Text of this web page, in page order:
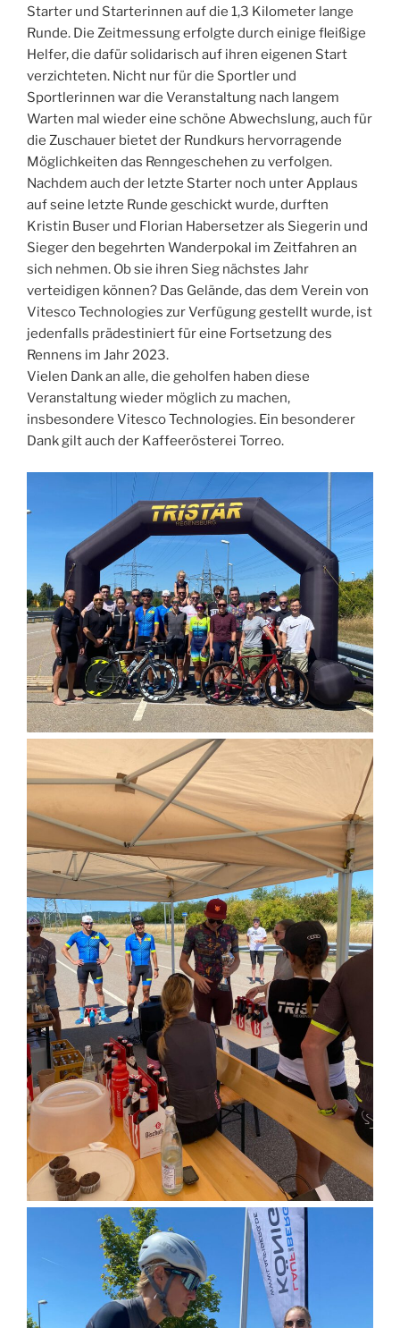
Starter und Starterinnen auf die 1,3 Kilometer lange
Runde. Die Zeitmessung erfolgte durch einige fleißige
Helfer, die dafür solidarisch auf ihren eigenen Start
verzichteten. Nicht nur für die Sportler und
Sportlerinnen war die Veranstaltung nach langem
Warten mal wieder eine schöne Abwechslung, auch für
die Zuschauer bietet der Rundkurs hervorragende
Möglichkeiten das Renngeschehen zu verfolgen.
Nachdem auch der letzte Starter noch unter Applaus
auf seine letzte Runde geschickt wurde, durften
Kristin Buser und Florian Habersetzer als Siegerin und
Sieger den begehrten Wanderpokal im Zeitfahren an
sich nehmen. Ob sie ihren Sieg nächstes Jahr
verteidigen können? Das Gelände, das dem Verein von
Vitesco Technologies zur Verfügung gestellt wurde, ist
jedenfalls prädestiniert für eine Fortsetzung des
Rennens im Jahr 2023.
Vielen Dank an alle, die geholfen haben diese
Veranstaltung wieder möglich zu machen,
insbesondere Vitesco Technologies. Ein besonderer
Dank gilt auch der Kaffeerösterei Torreo.